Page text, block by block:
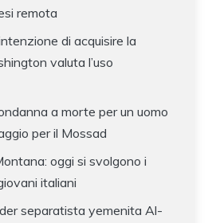
remota
di acquisire la
valuta l’uso
a morte per un uomo
per il Mossad
oggi si svolgono i
italiani
separatista yemenita Al-